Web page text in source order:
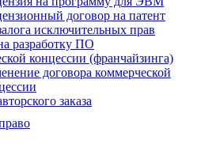
договор на патент
исключительных прав
разработку ПО
концессии (франчайзинга)
договора коммерческой
заказа